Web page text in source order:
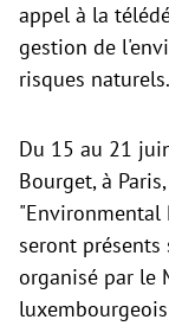
appel à la
gestion de
risques naturels.
Du 15 au 21
Bourget, à
"Environmental
seront
organisé par le